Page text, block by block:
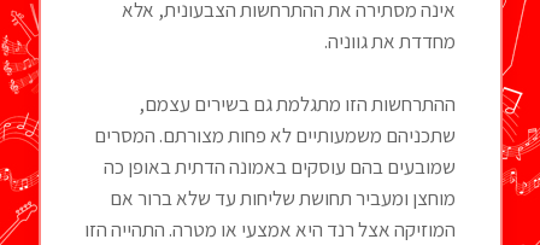
אינה מסתירה את ההתרחשות הצבעונית, אלא
מחדדת את גווניה.
ההתרחשות הזו מתגלמת גם בשירים עצמם,
שתכניהם משמעותיים לא פחות מצורתם. המסרים
שמובעים בהם עוסקים באמונה הדתית באופן כה
מוחצן ומעביר תחושת שליחות עד שלא ברור אם
המוזיקה אצל רנד היא אמצעי או מטרה. התהייה הזו